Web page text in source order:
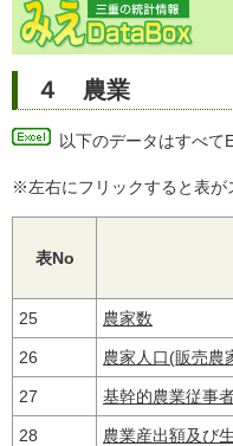
４ 農業
以下のデータはすべて
※左右にフリックすると表が
表No
25 農家数
26 農家人口(販売農
27 基幹的農業従事
28 農業産出額及び